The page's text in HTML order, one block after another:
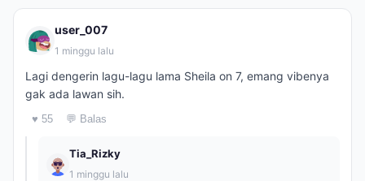
user_007
1 minggu lalu
Lagi dengerin lagu-lagu lama Sheila on 7, emang vibenya
gak ada lawan sih.
♥ 55 💬 Balas
Tia_Rizky
1 minggu lalu